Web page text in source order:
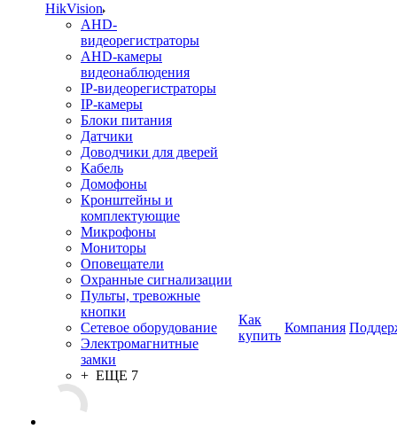
HikVision
AHD-
видеорегистраторы
AHD-камеры
видеонаблюдения
IP-видеорегистраторы
IP-камеры
Блоки питания
Датчики
Доводчики для дверей
Кабель
Домофоны
Кронштейны и
комплектующие
Микрофоны
Мониторы
Оповещатели
Охранные сигнализации
Пульты, тревожные
кнопки
Сетевое оборудование
Электромагнитные
замки
+ ЕЩЕ 7
Как
купить
Компания